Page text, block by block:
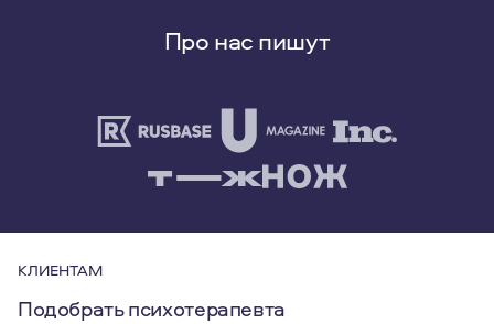
Про нас пишут
КЛИЕНТАМ
Подобрать психотерапевта